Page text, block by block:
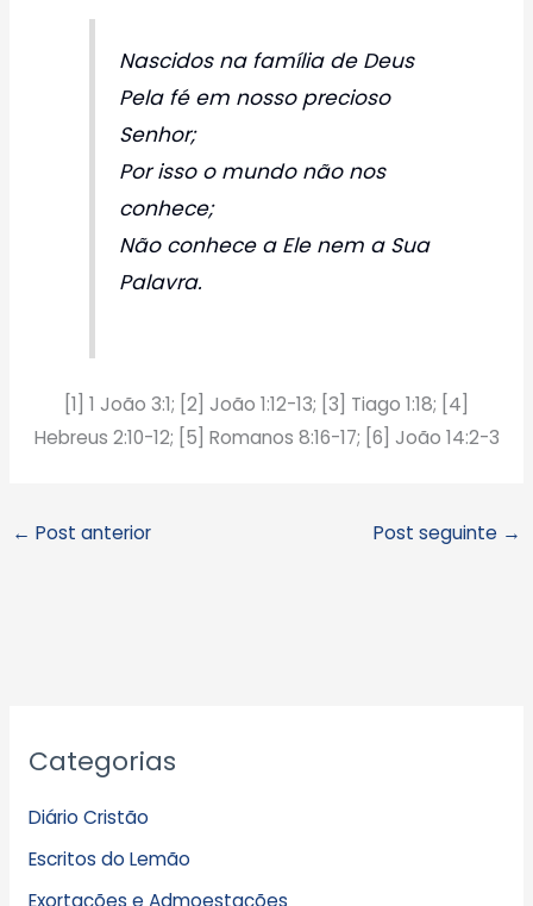
Nascidos na família de Deus
Pela fé em nosso precioso
Senhor;
Por isso o mundo não nos
conhece;
Não conhece a Ele nem a Sua
Palavra.
[1] 1 João 3:1; [2] João 1:12-13; [3] Tiago 1:18; [4]
Hebreus 2:10-12; [5] Romanos 8:16-17; [6] João 14:2-3
← Post anterior Post seguinte →
Categorias
Diário Cristão
Escritos do Lemão
Exortações e Admoestações
r
i